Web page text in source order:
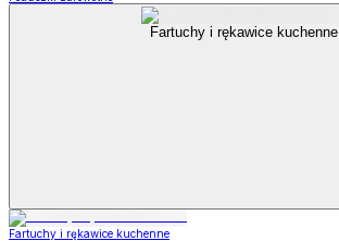
Fartuchy i rękawice kuchenne
Fartuchy i rękawice kuchenne